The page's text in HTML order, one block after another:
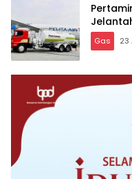
Gas 23